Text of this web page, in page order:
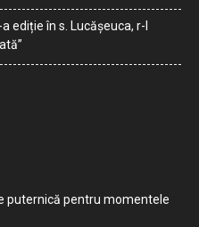
ediție în s. Lucășeuca, r-l
puternică pentru momentele